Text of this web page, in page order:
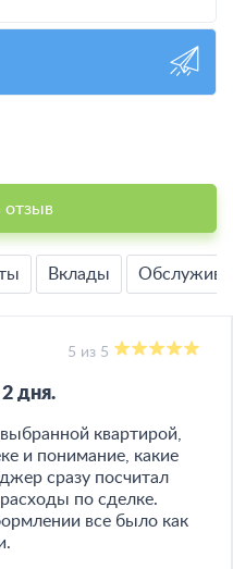
отзыв
Вклады
5 из 5
дня​.
квартирой,
и понимание, какие
сразу посчитал
по сделке.
все было как